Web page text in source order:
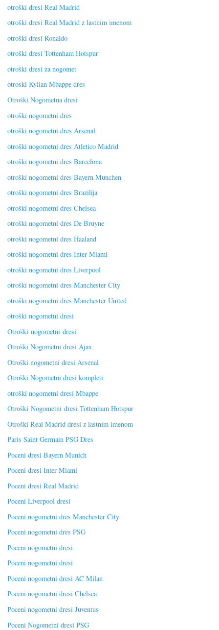
otroški dresi Real Madrid
otroški dresi Real Madrid z lastnim imenom
otroški dresi Ronaldo
otroški dresi Tottenham Hotspur
otroški dresi za nogomet
otroski Kylian Mbappe dres
Otroški Nogometna dresi
otroški nogometni dres
otroški nogometni dres Arsenal
otroški nogometni dres Atletico Madrid
otroški nogometni dres Barcelona
otroški nogometni dres Bayern Munchen
otroški nogometni dres Brazilija
otroški nogometni dres Chelsea
otroški nogometni dres De Bruyne
otroški nogometni dres Haaland
otroški nogometni dres Inter Miami
otroški nogometni dres Liverpool
otroški nogometni dres Manchester City
otroški nogometni dres Manchester United
otroški nogometni dresi
Otroški nogometni dresi
Otroški Nogometni dresi Ajax
Otroški nogometni dresi Arsenal
Otroški Nogometni dresi kompleti
otroški nogometni dresi Mbappe
Otroški Nogometni dresi Tottenham Hotspur
Otroški Real Madrid dresi z lastnim imenom
Paris Saint Germain PSG Dres
Poceni dresi Bayern Munich
Poceni dresi Inter Miami
Poceni dresi Real Madrid
Poceni Liverpool dresi
Poceni nogometni dres Manchester City
Poceni nogometni dres PSG
Poceni nogometni dresi
Poceni nogometni dresi
Poceni nogometni dresi AC Milan
Poceni nogometni dresi Chelsea
Poceni nogometni dresi Juventus
Poceni Nogometni dresi PSG